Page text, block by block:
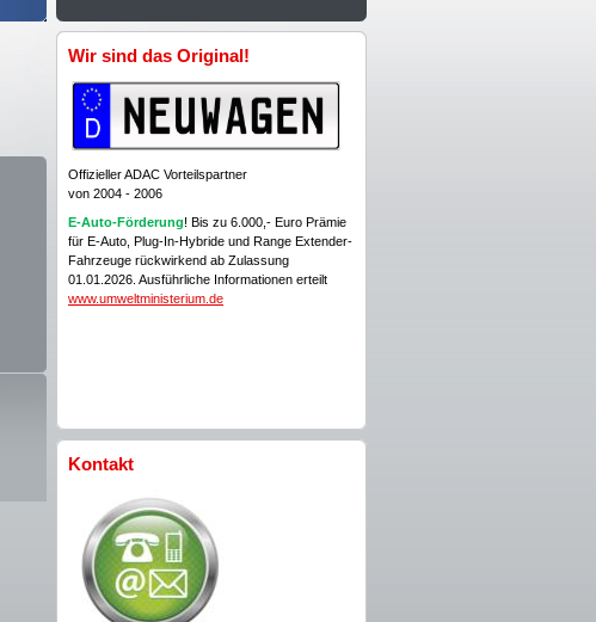
Wir sind das Original!
Offizieller ADAC Vorteilspartner
von 2004 - 2006
E-Auto-Förderung! Bis zu 6.000,- Euro Prämie
für E-Auto, Plug-In-Hybride und Range Extender-
Fahrzeuge rückwirkend ab Zulassung
01.01.2026. Ausführliche Informationen erteilt
www.umweltministerium.de
Kontakt